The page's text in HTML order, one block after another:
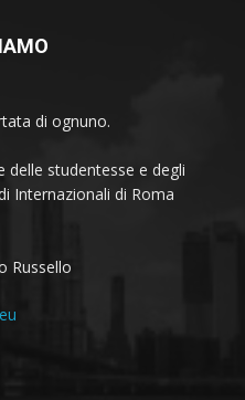
di ognuno.
delle studentesse e degli
Internazionali di Roma
Russello